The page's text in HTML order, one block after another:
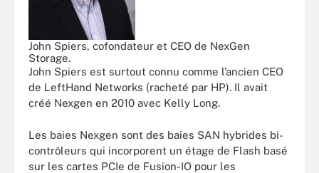
John Spiers, cofondateur et CEO de NexGen
Storage.
John Spiers est surtout connu comme l’ancien CEO
de LeftHand Networks (racheté par HP). Il avait
créé Nexgen en 2010 avec Kelly Long.
Les baies Nexgen sont des baies SAN hybrides bi-
contrôleurs qui incorporent un étage de Flash basé
sur les cartes PCIe de Fusion-IO pour les